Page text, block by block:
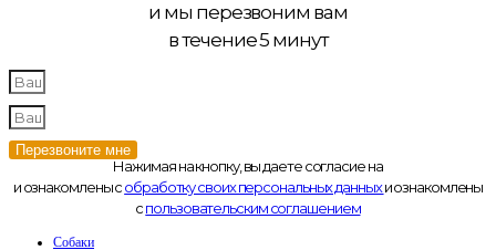
и мы перезвоним вам
в течение 5 минут
Перезвоните мне
Нажимая на кнопку, вы даете согласие на
и ознакомлены собработку своих персональных данныхи ознакомлены
спользовательским соглашением
Собаки